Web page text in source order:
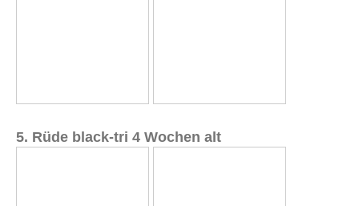
5. Rüde black-tri 4 Wochen alt